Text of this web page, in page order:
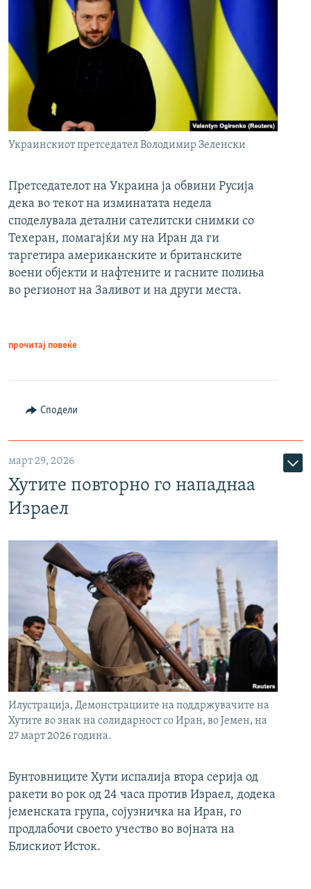
Украинскиот претседател Володимир Зеленски
Претседателот на Украина ја обвини Русија
дека во текот на изминатата недела
споделувала детални сателитски снимки со
Техеран, помагајќи му на Иран да ги
таргетира американските и британските
воени објекти и нафтените и гасните полиња
во регионот на Заливот и на други места.
прочитај повеќе
Сподели
март 29, 2026
Хутите повторно го нападнаа
Израел
Илустрација, Демонстрациите на поддржувачите на
Хутите во знак на солидарност со Иран, во Јемен, на
27 март 2026 година.
Бунтовниците Хути испалија втора серија од
ракети во рок од 24 часа против Израел, додека
јеменската група, сојузничка на Иран, го
продлабочи своето учество во војната на
Блискиот Исток.